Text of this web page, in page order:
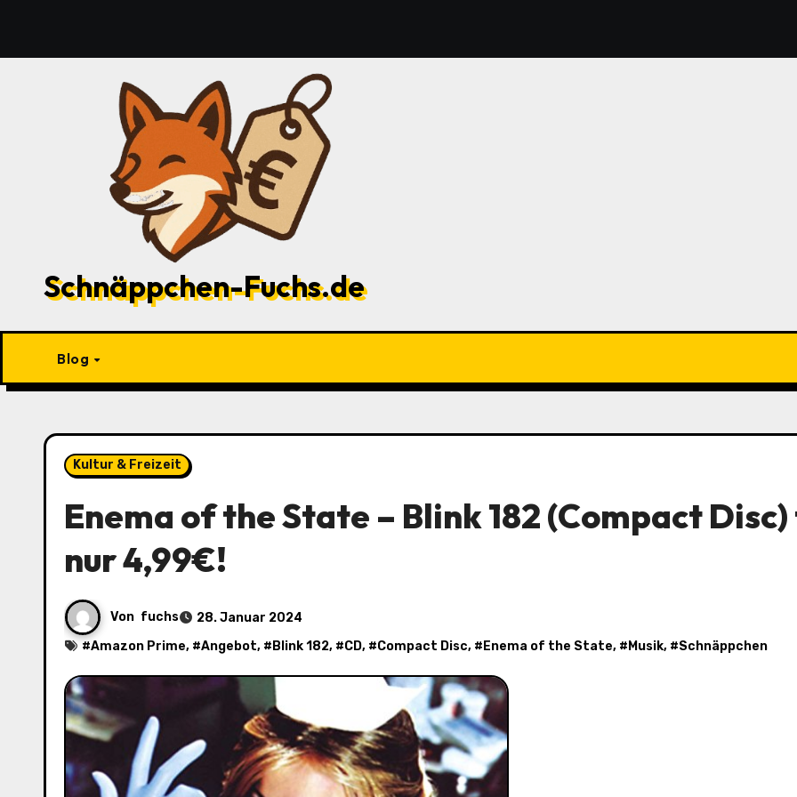
springen
Schnäppchen-Fuchs.de
Blog
Kultur & Freizeit
Enema of the State – Blink 182 (Compact
nur 4,99€!
Von fuchs
28. Januar 2024
#Amazon Prime, #Angebot, # Blink 182, #CD, #Compact Disc, # Enema of the State, # Musik, #Schnäppchen